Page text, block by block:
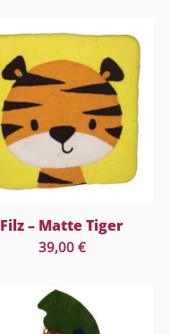
Filz – Matte Tiger
39,00 €